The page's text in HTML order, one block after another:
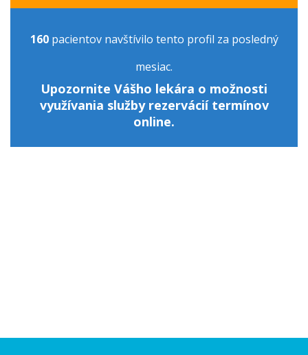
160pacientov navštívilo tento profil za posledný
mesiac.
Upozornite Vášho lekára o možnosti
využívania služby rezervácií termínov
online.